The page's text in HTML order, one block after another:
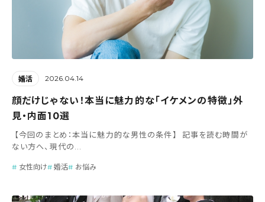
婚活 2026.04.14
顔だけじゃない！本当に魅力的な「イケメンの特徴」外
見・内面10選
【今回のまとめ：本当に魅力的な男性の条件】 記事を読む時間が
ない方へ、現代の...
女性向け 婚活 お悩み